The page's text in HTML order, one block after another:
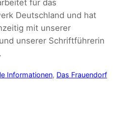
für das
Deutschland und hat
mit unserer
unserer Schriftführerin
Informationen, Das Frauendorf